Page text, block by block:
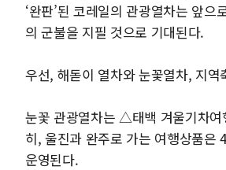
‘완판’된 코레일의 관광열차는 앞
의 군불을 지필 것으로 기대된다.
우선, 해돋이 열차와 눈꽃열차, 지
눈꽃 관광열차는 △태백 겨울기차
히, 울진과 완주로 가는 여행상품
운영된다.